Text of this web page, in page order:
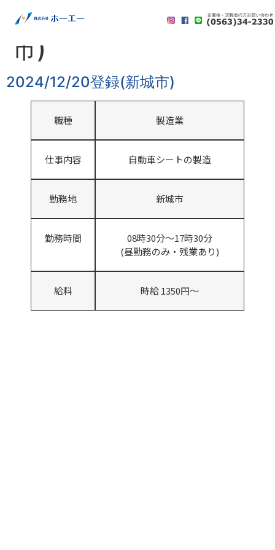
2024/12/20登録(新城
市)
2024/12/20登録(新城市)
職種 製造業
仕事内容 自動車シートの製造
勤務地 新城市
勤務時間
08時30分～17時30分
(昼勤務のみ・残業あり)
給料 時給 1350円～